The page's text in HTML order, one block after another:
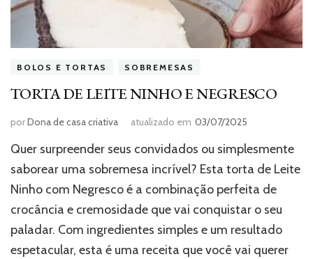
BOLOS E TORTAS SOBREMESAS
TORTA DE LEITE NINHO E NEGRESCO
porDona de casa criativa atualizado em 03/07/2025
Quer surpreender seus convidados ou simplesmente
saborear uma sobremesa incrível? Esta torta de Leite
Ninho com Negresco é a combinação perfeita de
crocância e cremosidade que vai conquistar o seu
paladar. Com ingredientes simples e um resultado
espetacular, esta é uma receita que você vai querer